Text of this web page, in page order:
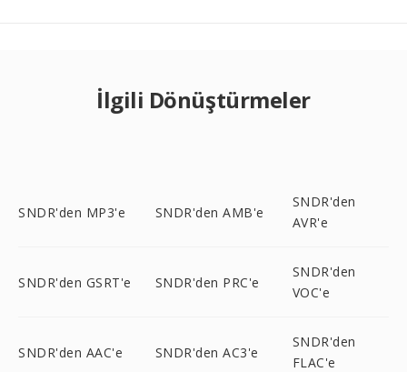
İlgili Dönüştürmeler
SNDR'den MP3'e SNDR'den AMB'e
SNDR'den
AVR'e
SNDR'den GSRT'e SNDR'den PRC'e
SNDR'den
VOC'e
SNDR'den AAC'e SNDR'den AC3'e
SNDR'den
FLAC'e